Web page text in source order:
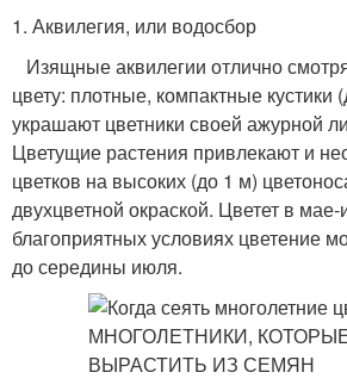
1. Аквилегия, или водосбор
Изящные аквилегии отлично
цвету: плотные, компактные кустики
украшают цветники своей ажурной
Цветущие растения привлекают и
цветков на высоких (до 1 м)
двухцветной окраской. Цветет в
благоприятных условиях цветение
до середины июля.